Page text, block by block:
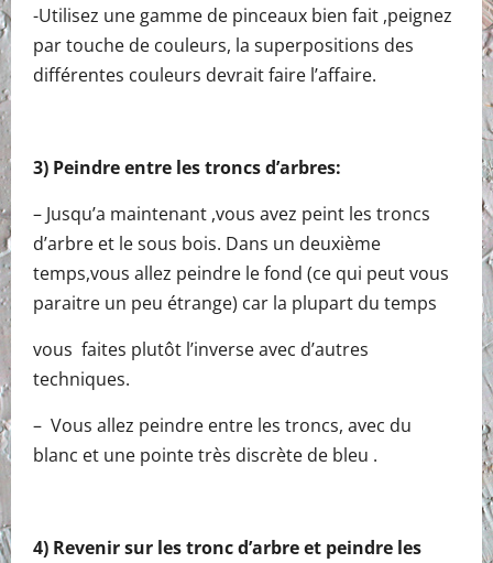
-Utilisez une gamme de pinceaux bien fait ,peignez
par touche de couleurs, la superpositions des
différentes couleurs devrait faire l’affaire.
3) Peindre entre les troncs d’arbres:
– Jusqu’a maintenant ,vous avez peint les troncs
d’arbre et le sous bois. Dans un deuxième
temps,vous allez peindre le fond (ce qui peut vous
paraitre un peu étrange) car la plupart du temps
vous faites plutôt l’inverse avec d’autres
techniques.
– Vous allez peindre entre les troncs, avec du
blanc et une pointe très discrète de bleu .
4) Revenir sur les tronc d’arbre et peindre les